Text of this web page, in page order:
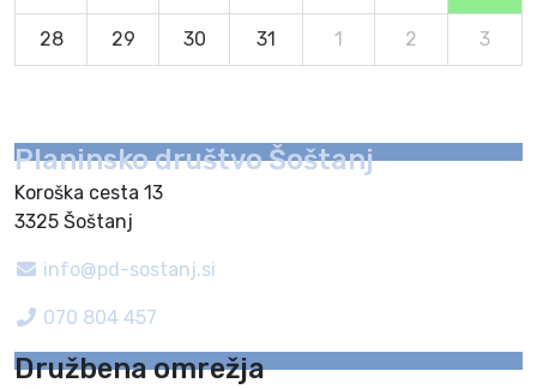
28 29 30 31 1 2 3
Planinsko društvo Šoštanj
Koroška cesta 13
3325 Šoštanj
info@pd-sostanj.si
070 804 457
Družbena omrežja